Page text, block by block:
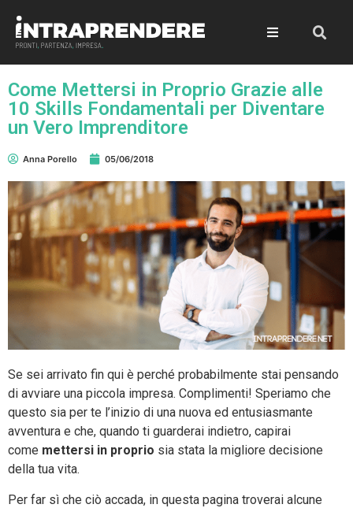
Come Mettersi in Proprio Grazie alle
10 Skills Fondamentali per Diventare
un Vero Imprenditore
Anna Porello 05/06/2018
Se sei arrivato fin qui è perché probabilmente stai pensando
di avviare una piccola impresa. Complimenti! Speriamo che
questo sia per te l’inizio di una nuova ed entusiasmante
avventura e che, quando ti guarderai indietro, capirai
come mettersi in proprio sia stata la migliore decisione
della tua vita.
Per far sì che ciò accada, in questa pagina troverai alcune